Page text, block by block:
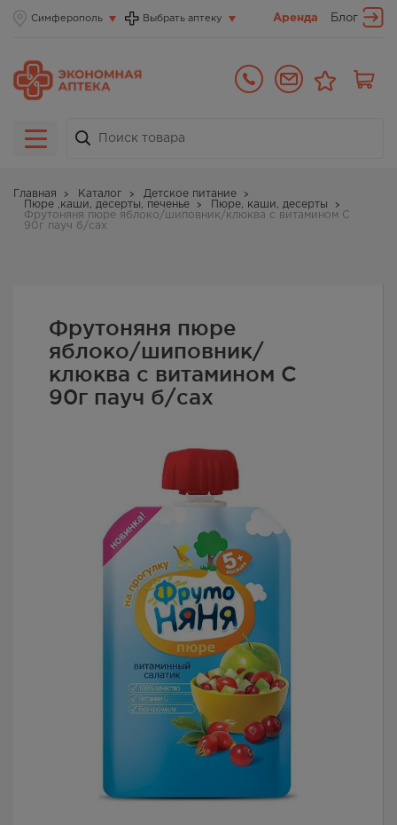
Симферополь Выбрать аптеку Аренда Блог
Главная Каталог
Детское питание
Пюре ,каши, десерты, печенье
Пюре, каши, десерты
Фрутоняня пюре яблоко/шиповник/клюква с витамином C
90г пауч б/сах
Фрутоняня пюре
яблоко/шиповник/
клюква с витамином C
90г пауч б/сах